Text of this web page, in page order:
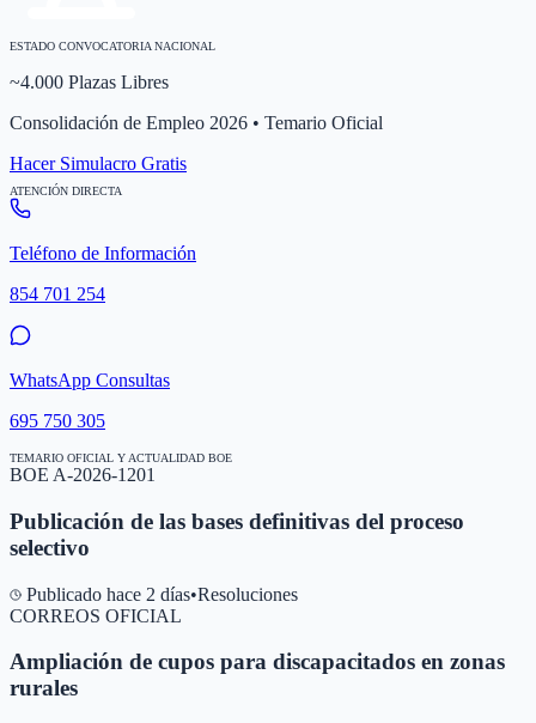
ESTADO CONVOCATORIA NACIONAL
~4.000 Plazas Libres
Consolidación de Empleo 2026 • Temario Oficial
Hacer Simulacro Gratis
ATENCIÓN DIRECTA
Teléfono de Información
854 701 254
WhatsApp Consultas
695 750 305
TEMARIO OFICIAL Y ACTUALIDAD BOE
BOE A-2026-1201
Publicación de las bases definitivas del proceso
selectivo
Publicado hace 2 días•Resoluciones
CORREOS OFICIAL
Ampliación de cupos para discapacitados en zonas
rurales